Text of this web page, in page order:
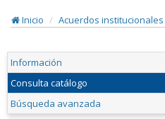
Inicio
Acuerdos institucionales
Información
Consulta catálogo
Búsqueda avanzada